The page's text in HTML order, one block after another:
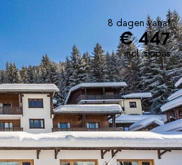
kunt bestellen via de brood
je geroutineerd slalommend
je lichtelijk onderkoelt
bij de open haard in de lobby
wijntje. Nog wat meer warmte en
tot rust in het wellnesscentrum
binnenzwembad, sauna, jacuzzi
energie eruit in de fitness. Tegen
in de watten laten leggen met
van 'O
8 dagen vanaf
€ 447
incl. skipas